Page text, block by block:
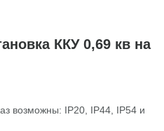
ККУ 0,69 кв на
возможны: IP20, IP44, IP54 и